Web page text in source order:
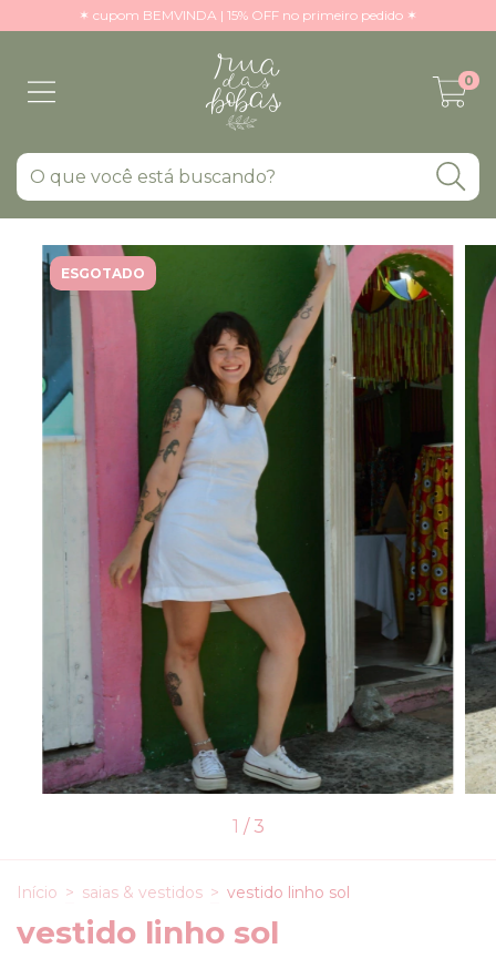
✶ cupom BEMVINDA | 15% OFF no primeiro pedido ✶
0
ESGOTADO
1 / 3
Início > saias & vestidos > vestido linho sol
vestido linho sol